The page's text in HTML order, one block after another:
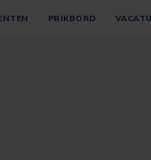
PRIKBORD